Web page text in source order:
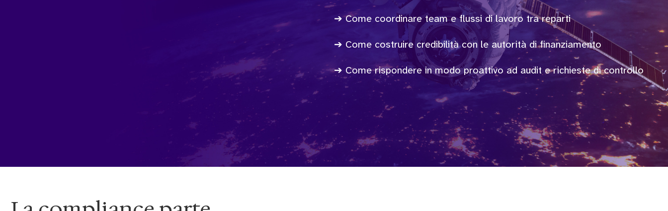
➔ Come coordinare team e flussi di lavoro tra reparti
➔ Come costruire credibilità con le autorità di finanziamento
➔ Come rispondere in modo proattivo ad audit e richieste di controllo